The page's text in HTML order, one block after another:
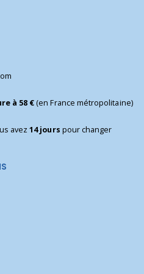
à 58 €(en France métropolitaine)
avez14 jours pour changer